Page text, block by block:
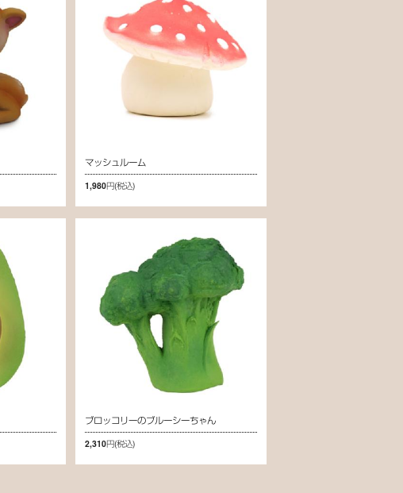
マッシュルーム
1,980円(税込)
ブロッコリーのブルーシーちゃん
2,310円(税込)